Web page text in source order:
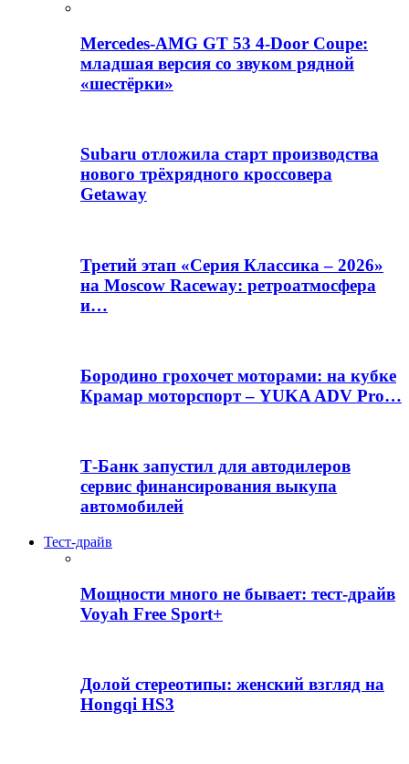
Mercedes-AMG GT 53 4-Door Coupe:
младшая версия со звуком рядной
«шестёрки»
Subaru отложила старт производства
нового трёхрядного кроссовера
Getaway
Третий этап «Серия Классика – 2026»
на Moscow Raceway: ретроатмосфера
и…
Бородино грохочет моторами: на кубке
Крамар моторспорт – YUKA ADV Pro…
Т-Банк запустил для автодилеров
сервис финансирования выкупа
автомобилей
Тест-драйв
Мощности много не бывает: тест-драйв
Voyah Free Sport+
Долой стереотипы: женский взгляд на
Hongqi HS3